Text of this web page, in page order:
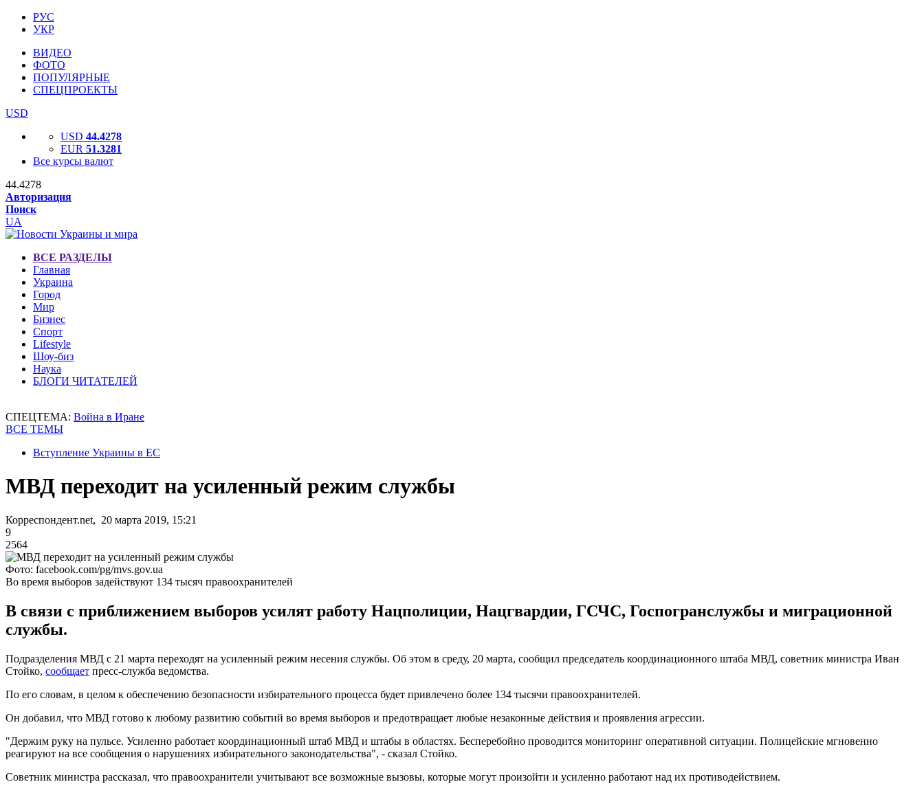
РУС
УКР
ВИДЕО
ФОТО
ПОПУЛЯРНЫЕ
СПЕЦПРОЕКТЫ
USD
USD 44.4278
EUR 51.3281
Все курсы валют
44.4278
Авторизация
Поиск
UA
ВСЕ РАЗДЕЛЫ
Главная
Украина
Город
Мир
Бизнес
Спорт
Lifestyle
Шоу-биз
Наука
БЛОГИ ЧИТАТЕЛЕЙ
СПЕЦТЕМА: Война в Иране
ВСЕ ТЕМЫ
Вступление Украины в ЕС
МВД переходит на усиленный режим службы
Корреспондент.net, 20 марта 2019, 15:21
9
2564
Фото: facebook.com/pg/mvs.gov.ua
Во время выборов задействуют 134 тысяч правоохранителей
В связи с приближением выборов усилят работу Нацполиции, Нацгвардии, ГСЧС, Госпогранслужбы и миграционной
службы.
Подразделения МВД с 21 марта переходят на усиленный режим несения службы. Об этом в среду, 20 марта, сообщил председатель координационного штаба МВД, советник министра Иван
Стойко, сообщает пресс-служба ведомства.
По его словам, в целом к ​​обеспечению безопасности избирательного процесса будет привлечено более 134 тысячи правоохранителей.
Он добавил, что МВД готово к любому развитию событий во время выборов и предотвращает любые незаконные действия и проявления агрессии.
"Держим руку на пульсе. Усиленно работает координационный штаб МВД и штабы в областях. Бесперебойно проводится мониторинг оперативной ситуации. Полицейские мгновенно
реагируют на все сообщения о нарушениях избирательного законодательства", - сказал Стойко.
Советник министра рассказал, что правоохранители учитывают все возможные вызовы, которые могут произойти и усиленно работают над их противодействием.